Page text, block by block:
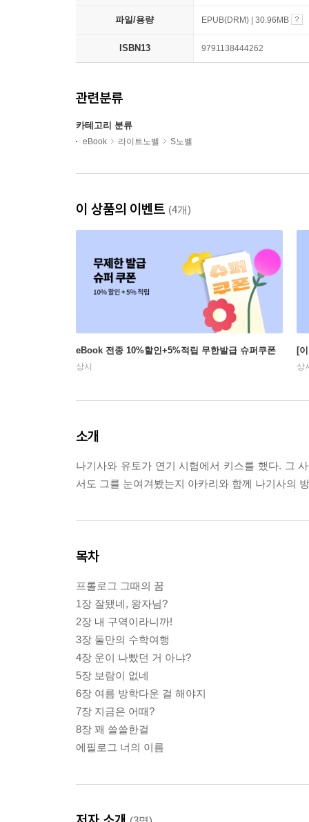
파일/용량 EPUB(DRM) | 30.96MB
ISBN13 9791138444262
관련분류
카테고리 분류
eBook 라이트노벨 S노벨
이 상품의 이벤트 (4개)
eBook 전종 10%할인+5%적립 무한발급 슈퍼쿠폰
상시
[
상
소개
나기사와 유토가 연기 시험에서 키스를 했다. 그
서도 그를 눈여겨봤는지 아카리와 함께 나기사의
목차
프롤로그 그때의 꿈
1장 잘됐네, 왕자님?
2장 내 구역이라니까!
3장 둘만의 수학여행
4장 운이 나빴던 거 아냐?
5장 보람이 없네
6장 여름 방학다운 걸 해야지
7장 지금은 어때?
8장 꽤 쓸쓸한걸
에필로그 너의 이름